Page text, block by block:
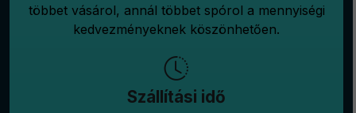
többet vásárol, annál többet spórol a mennyiségi
kedvezményeknek köszönhetően.
Szállítási idő